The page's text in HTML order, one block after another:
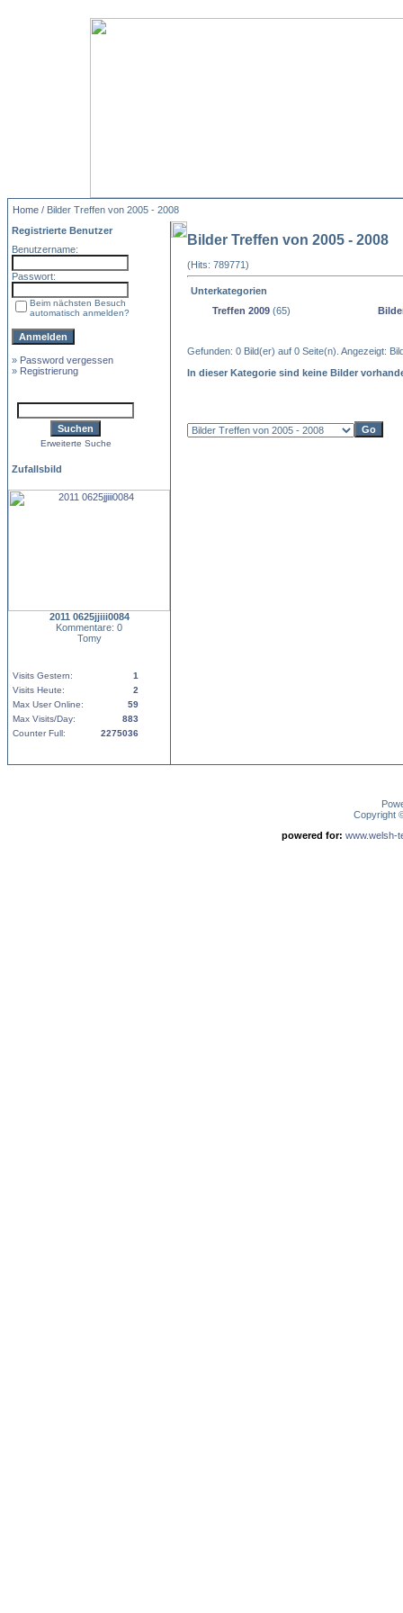
Home / Bilder Treffen von 2005 - 2008
Registrierte Benutzer
Benutzername:
Passwort:
Beim nächsten Besuch
automatisch anmelden?
» Password vergessen
» Registrierung
Erweiterte Suche
Zufallsbild
2011 0625jjiii0084
Kommentare: 0
Tomy
Visits Gestern:
1
Visits Heute:
2
Max User Online:
59
Max Visits/Day:
883
Counter Full:
2275036
Bilder Treffen von 2005 - 2008
(Hits: 789771)
Unterkategorien
Treffen 2009 (65)
Gefunden: 0 Bild(er) auf 0 Seite(n). Angezeigt:
In dieser Kategorie sind keine Bilder
Copyright
powered for: www.welsh-